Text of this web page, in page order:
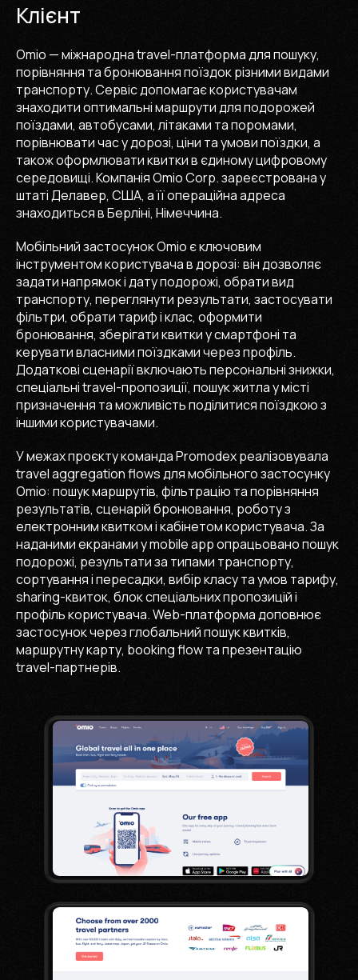
Клієнт
Omio — міжнародна travel-платформа для пошуку,
порівняння та бронювання поїздок різними видами
транспорту. Сервіс допомагає користувачам
знаходити оптимальні маршрути для подорожей
поїздами, автобусами, літаками та поромами,
порівнювати час у дорозі, ціни та умови поїздки, а
також оформлювати квитки в єдиному цифровому
середовищі. Компанія Omio Corp. зареєстрована у
штаті Делавер, США, а її операційна адреса
знаходиться в Берліні, Німеччина.
Мобільний застосунок Omio є ключовим
інструментом користувача в дорозі: він дозволяє
задати напрямок і дату подорожі, обрати вид
транспорту, переглянути результати, застосувати
фільтри, обрати тариф і клас, оформити
бронювання, зберігати квитки у смартфоні та
керувати власними поїздками через профіль.
Додаткові сценарії включають персональні знижки,
спеціальні travel-пропозиції, пошук житла у місті
призначення та можливість поділитися поїздкою з
іншими користувачами.
У межах проєкту команда Promodex реалізовувала
travel aggregation flows для мобільного застосунку
Omio: пошук маршрутів, фільтрацію та порівняння
результатів, сценарій бронювання, роботу з
електронним квитком і кабінетом користувача. За
наданими екранами у mobile app опрацьовано пошук
подорожі, результати за типами транспорту,
сортування і пересадки, вибір класу та умов тарифу,
sharing-квиток, блок спеціальних пропозицій і
профіль користувача. Web-платформа доповнює
застосунок через глобальний пошук квитків,
маршрутну карту, booking flow та презентацію
travel-партнерів.